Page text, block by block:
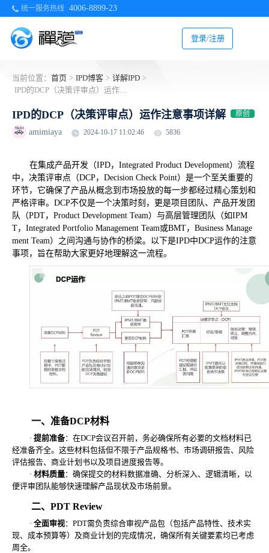
统一服务热线 4006-8899-23
登录/注册
当前位置： 首页 > IPD博客 > 详解IPD >
IPD的DCP（决策评审点）运作注意事项详解
IPD的DCP（决策评审点）运作注意事项详解 原创
🚕 amimiaya 2024-10-17 11:02:46 5836
在集成产品开发（IPD，Integrated Product Development）流程
中，决策评审点（DCP，Decision Check Point）是一个至关重要的
环节，它确保了产品从概念到市场投放的每一步都经过精心策划和
严格评审。DCP不仅是一个决策时刻，更是项目团队、产品开发团
队（PDT，Product Development Team）与高层管理团队（如IPM
T，Integrated Portfolio Management Team或BMT，Business Manage
ment Team）之间沟通与协作的桥梁。以下是IPD中DCP运作的注意
事项，旨在帮助大家更好地理解这一流程。
一、准备DCP材料
·提前准备：在DCP会议召开前，务必确保所有必要的文档材料已
经准备齐全。这些材料包括但不限于产品规格书、市场调研报告、风险
评估报告、商业计划书以及项目进度报告等。
·材料质量：确保提交的材料数据准确、分析深入、逻辑清晰，以
便评审团队能够快速理解产品现状及市场前景。
二、 PDT Review
·全面审视：PDT需负责综合审视产品包（包括产品特性、技术实
现、成本预算等）及商业计划的完成情况，确保所有关键要素均已考虑
周全。